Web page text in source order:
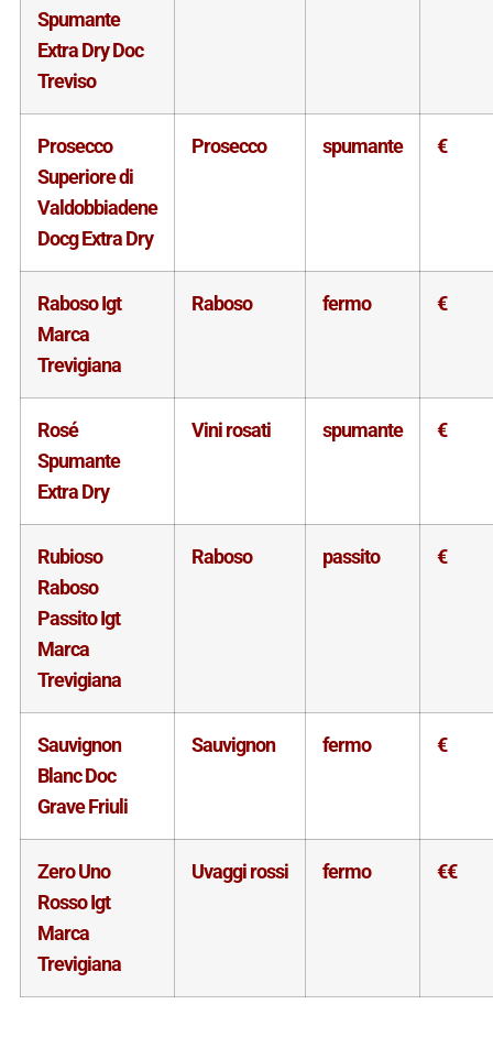
Spumante
Extra Dry Doc
Treviso
Prosecco
Superiore di
Valdobbiadene
Docg Extra Dry
Prosecco spumante €
Raboso Igt
Marca
Trevigiana
Raboso fermo €
Rosé
Spumante
Extra Dry
Vini rosati spumante €
Rubioso
Raboso
Passito Igt
Marca
Trevigiana
Raboso passito €
Sauvignon
Blanc Doc
Grave Friuli
Sauvignon fermo €
Zero Uno
Rosso Igt
Marca
Trevigiana
Uvaggi rossi fermo €€